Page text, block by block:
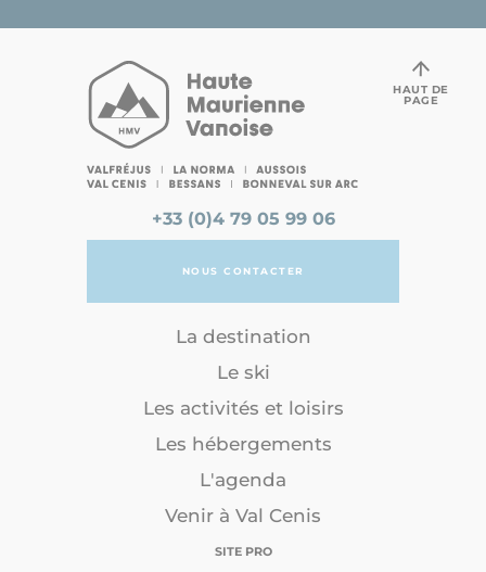
+33 (0)4 79 05 99 06
NOUS CONTACTER
La destination
Le ski
Les activités et loisirs
Les hébergements
L'agenda
Venir à Val Cenis
SITE PRO
HAUT DE
PAGE